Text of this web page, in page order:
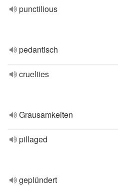
punctilious
pedantisch
cruelties
Grausamkeiten
pillaged
geplündert